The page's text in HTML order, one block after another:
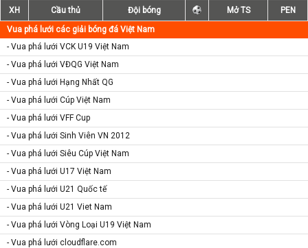
XH Cầu thủ Đội bóng Mở TS
PEN
Vua phá lưới các giải bóng đá Việt Nam
- Vua phá lưới VCK U19 Việt Nam
- Vua phá lưới VĐQG Việt Nam
- Vua phá lưới Hạng Nhất QG
- Vua phá lưới Cúp Việt Nam
- Vua phá lưới VFF Cup
- Vua phá lưới Sinh Viên VN 2012
- Vua phá lưới Siêu Cúp Việt Nam
- Vua phá lưới U17 Việt Nam
- Vua phá lưới U21 Quốc tế
- Vua phá lưới U21 Viet Nam
- Vua phá lưới Vòng Loại U19 Việt Nam
- Vua phá lưới cloudflare.com